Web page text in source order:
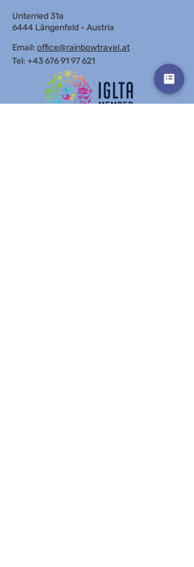
Unterried 31a
6444 Längenfeld - Austria
Email: office@rainbowtravel.at
Tel: +43 676 91 97 621